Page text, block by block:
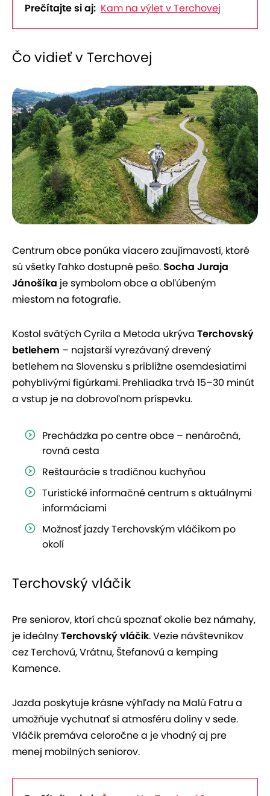
Prečítajte si aj: Kam na výlet v Terchovej
Čo vidieť v Terchovej
Centrum obce ponúka viacero zaujímavostí, ktoré
sú všetky ľahko dostupné pešo. Socha Juraja
Jánošíka je symbolom obce a obľúbeným
miestom na fotografie.
Kostol svätých Cyrila a Metoda ukrýva Terchovský
betlehem – najstarší vyrezávaný drevený
betlehem na Slovensku s približne osemdesiatimi
pohyblivými figúrkami. Prehliadka trvá 15–30 minút
a vstup je na dobrovoľnom príspevku.
Prechádzka po centre obce – nenáročná,
rovná cesta
Reštaurácie s tradičnou kuchyňou
Turistické informačné centrum s aktuálnymi
informáciami
Možnosť jazdy Terchovským vláčikom po
okolí
Terchovský vláčik
Pre seniorov, ktorí chcú spoznať okolie bez námahy,
je ideálnyTerchovský vláčik. Vezie návštevníkov
cez Terchovú, Vrátnu, Štefanovú a kemping
Kamence.
Jazda poskytuje krásne výhľady na Malú Fatru a
umožňuje vychutnať si atmosféru doliny v sede.
Vláčik premáva celoročne a je vhodný aj pre
menej mobilných seniorov.